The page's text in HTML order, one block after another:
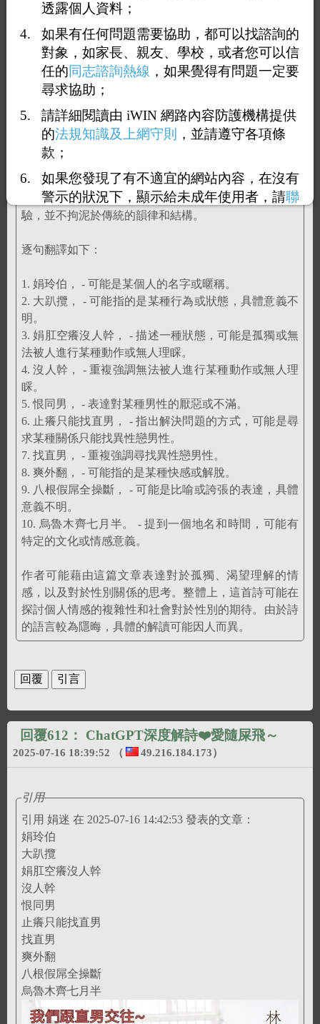
娟肛空癢沒人幹
沒人幹
恨同男
止癢只能找直男
找直男
爽外翻
八根假屌全操斷
烏魯木齊七月半
這首文章的文體屬於現代詩。現代詩通常具有自由的形
式和語言，常常表達個人的情感、社會現象或生活經
驗，並不拘泥於傳統的韻律和結構。
逐句翻譯如下：
1. 娟玲伯， - 可能是某個人的名字或暱稱。
2. 大趴攬， - 可能指的是某種行為或狀態，具體意義不
明。
3. 娟肛空癢沒人幹， - 描述一種狀態，可能是孤獨或無
法被人進行某種動作或無人理睬。
4. 沒人幹， - 重複強調無法被人進行某種動作或無人理
睬。
5. 恨同男， - 表達對某種男性的厭惡或不滿。
6. 止癢只能找直男， - 指出解決問題的方式，可能是尋
求某種關係只能找異性戀男性。
7. 找直男， - 重複強調尋找異性戀男性。
8. 爽外翻， - 可能指的是某種快感或解脫。
9. 八根假屌全操斷， - 可能是比喻或誇張的表達，具體
意義不明。
10. 烏魯木齊七月半。 - 提到一個地名和時間，可能有
特定的文化或情感意義。
作者可能藉由這篇文章表達對於孤獨、渴望理解的情
感，以及對於性別關係的思考。整體上，這首詩可能在
探討個人情感的複雜性和社會對於性別的期待。由於詩
的語言較為隱晦，具體的解讀可能因人而異。
回覆612： ChatGPT深度解詩❤️愛隨屎飛～
2025-07-16 18:39:52 （ 49.216.184.173）
引用
引用 娟迷 在 2025-07-16 14:42:53 發表的文章：
娟玲伯
大趴攬
娟肛空癢沒人幹
沒人幹
恨同男
止癢只能找直男
找直男
爽外翻
八根假屌全操斷
烏魯木齊七月半
透露個人資料；
如果有任何問題需要協助，都可以找諮詢的
對象，如家長、親友、學校，或者您可以信
任的同志諮詢熱線 ，如果覺得有問題一定要
尋求協助；
請詳細閱讀由 iWIN 網路內容防護機構提供
的法規知識及上網守則
，並請遵守各項條
款；
如果您發現了有不適宜的網站內容，在沒有
警示的狀況下，顯示給未成年使用者，請聯
絡我們，謝謝您的合作。